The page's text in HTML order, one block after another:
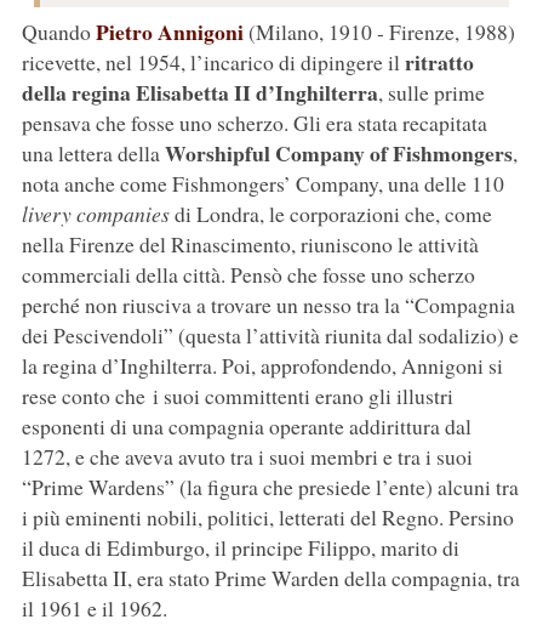
QuandoPietro Annigoni(Milano, 1910 - Firenze, 1988)
ricevette, nel 1954, l’incarico di dipingere ilritratto
della regina Elisabetta II d’Inghilterra, sulle prime
pensava che fosse uno scherzo. Gli era stata recapitata
una lettera dellaWorshipful Company of Fishmongers,
nota anche come Fishmongers’ Company, una delle 110
livery companiesdi Londra, le corporazioni che, come
nella Firenze del Rinascimento, riuniscono le attività
commerciali della città. Pensò che fosse uno scherzo
perché non riusciva a trovare un nesso tra la “Compagnia
dei Pescivendoli” (questa l’attività riunita dal sodalizio) e
la regina d’Inghilterra. Poi, approfondendo, Annigoni si
rese conto che i suoi committenti erano gli illustri
esponenti di una compagnia operante addirittura dal
1272, e che aveva avuto tra i suoi membri e tra i suoi
“Prime Wardens” (la figura che presiede l’ente) alcuni tra
i più eminenti nobili, politici, letterati del Regno. Persino
il duca di Edimburgo, il principe Filippo, marito di
Elisabetta II, era stato Prime Warden della compagnia, tra
il 1961 e il 1962.